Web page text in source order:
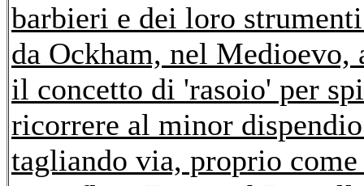
barbieri e dei loro
da Ockham, nel
il concetto di 'rasoio' per
ricorrere al minor
tagliando via, proprio